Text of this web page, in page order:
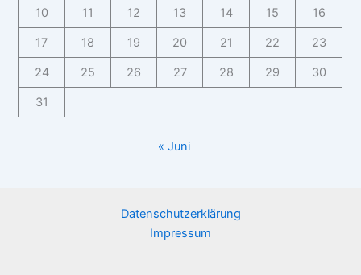
10 11 12 13 14 15 16
17 18 19 20 21 22 23
24 25 26 27 28 29 30
31
« Juni
Datenschutzerklärung
Impressum